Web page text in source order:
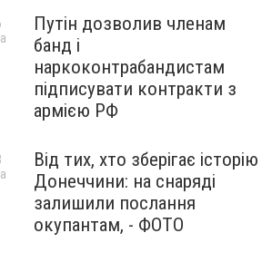
Путін дозволив членам
банд і
наркоконтрабандистам
підписувати контракти з
армією РФ
Від тих, хто зберігає історію
Донеччини: на снаряді
залишили послання
окупантам, - ФОТО